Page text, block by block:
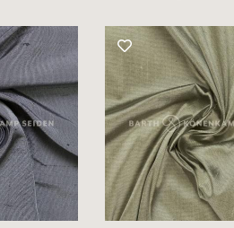
zum aktuellen Zeitpunkt
ihren Kontaktdaten direkt an
an einer Lösung – Danke!